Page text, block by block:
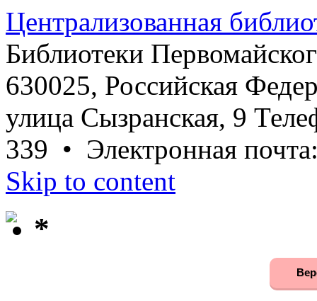
Централизованная
Библиотеки
630025, Российская
улица Сызранская, 9
339 • Электронная
Skip to content
*